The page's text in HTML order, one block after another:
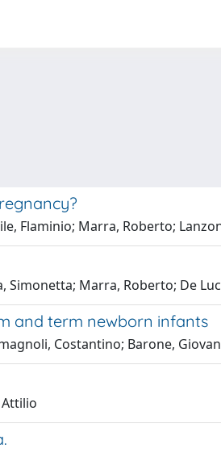
Flaminio; Marra, Roberto;
Simonetta; Marra, Roberto; De
and term newborn infants
Costantino; Barone,